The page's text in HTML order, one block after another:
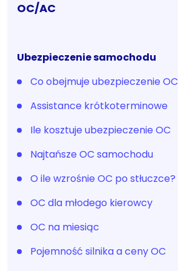
OC/AC
Ubezpieczenie samochodu
Co obejmuje ubezpieczenie OC
Assistance krótkoterminowe
Ile kosztuje ubezpieczenie OC
Najtańsze OC samochodu
O ile wzrośnie OC po stłuczce?
OC dla młodego kierowcy
OC na miesiąc
Pojemność silnika a ceny OC